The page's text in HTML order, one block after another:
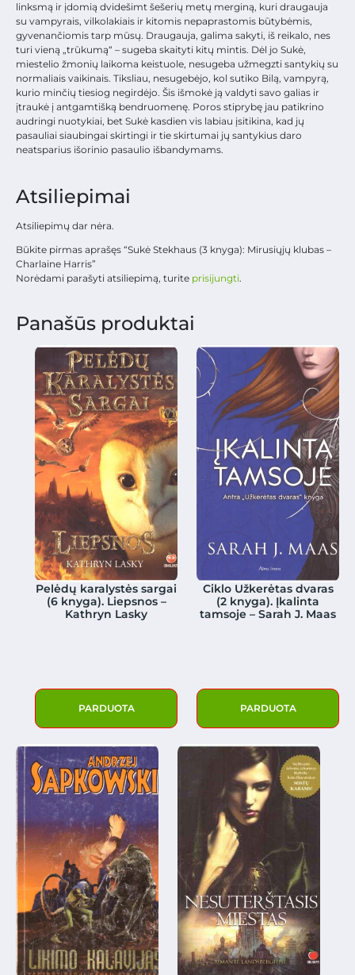
linksmą ir įdomią dvidešimt šešerių metų merginą, kuri draugauja
su vampyrais, vilkolakiais ir kitomis nepaprastomis būtybėmis,
gyvenančiomis tarp mūsų. Draugauja, galima sakyti, iš reikalo, nes
turi vieną „trūkumą“ – sugeba skaityti kitų mintis. Dėl jo Sukė,
miestelio žmonių laikoma keistuole, nesugeba užmegzti santykių su
normaliais vaikinais. Tiksliau, nesugebėjo, kol sutiko Bilą, vampyrą,
kurio minčių tiesiog negirdėjo. Šis išmokė ją valdyti savo galias ir
įtraukė į antgamtišką bendruomenę. Poros stiprybę jau patikrino
audringi nuotykiai, bet Sukė kasdien vis labiau įsitikina, kad jų
pasauliai siaubingai skirtingi ir tie skirtumai jų santykius daro
neatsparius išorinio pasaulio išbandymams.
Atsiliepimai
Atsiliepimų dar nėra.
Būkite pirmas aprašęs “Sukė Stekhaus (3 knyga): Mirusiųjų klubas –
Charlaine Harris”
Norėdami parašyti atsiliepimą, turite prisijungti.
Panašūs produktai
Pelėdų karalystės sargai
(6 knyga). Liepsnos –
Kathryn Lasky
PARDUOTA
Ciklo Užkerėtas dvaras
(2 knyga). Įkalinta
tamsoje – Sarah J. Maas
PARDUOTA